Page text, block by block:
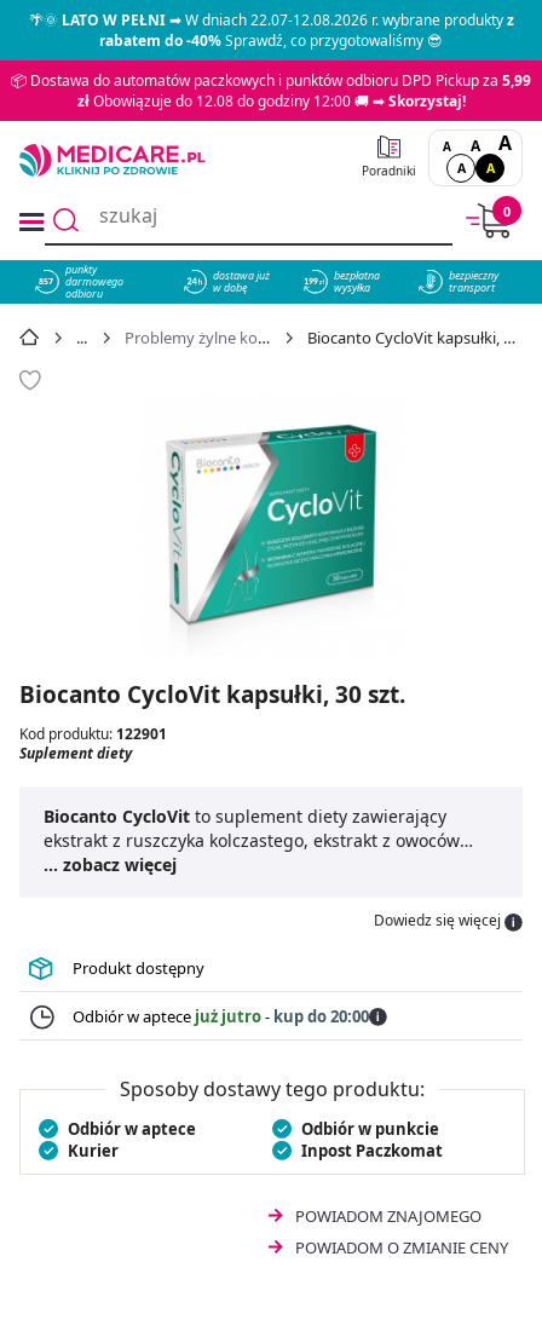
🌴🌞LATO W PEŁNI➡ W dniach 22.07-12.08.2026 r. wybrane produktyz
rabatem do -40%Sprawdź, co przygotowaliśmy 😎
📦 Dostawa do automatów paczkowych i punktów odbioru DPD Pickup za 5,99
złObowiązuje do 12.08 do godziny 12:00 🚚 ➡Skorzystaj!
Poradniki
A A A
A A
0
857
punkty
darmowego
odbioru
dostawa już
w dobę
bezpłatna
wysyłka
bezpieczny
transport
Problemy żylne kończyn dolnych Biocanto CycloVit kapsułki, 30 szt. - cena 19,98 zł
Biocanto CycloVit kapsułki, 30 szt.
Kod produktu: 122901
Suplement diety
Biocanto CycloVit to suplement diety zawierający
ekstrakt z ruszczyka kolczastego, ekstrakt z owoców
gorzkiej pomarańczy oraz witaminę C. Preparat powstał
borykają się z uczuciem ciężkości nóg. Wśród
kolczasty, który wspomaga krążenie żylne i przyczynia
się do prawidłowego krążenia w nogach. Witamina C
dodatkowo wspomaga produkcję kolagenu, co
korzystnie wpływa na elastyczność i kondycję naczyń
w użyciu. Wystarczy 1 kapsułka dziennie, aby
dostarczyć organizmowi te cenne składniki. Biocanto
CycloVit to propozycja dla osób dorosłych.
... zobacz więcej
Dowiedz się więcej
Produkt dostępny
Odbiór w aptece już jutro- kup do 20:00
Sposoby dostawy tego produktu:
Odbiór w aptece
Odbiór w punkcie
Kurier
Inpost Paczkomat
POWIADOM ZNAJOMEGO
POWIADOM O ZMIANIE CENY